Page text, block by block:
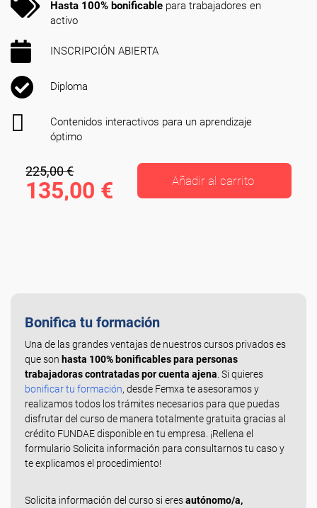
Hasta 100% bonificable para trabajadores en
activo
INSCRIPCIÓN ABIERTA
Diploma
Contenidos interactivos para un aprendizaje
óptimo
225,00 €
135,00 € Añadir al carrito
Bonifica tu formación
Una de las grandes ventajas de nuestros cursos privados es
que son hasta 100% bonificables para personas
trabajadoras contratadas por cuenta ajena . Si quieres
bonificar tu formación, desde Femxa te asesoramos y
realizamos todos los trámites necesarios para que puedas
disfrutar del curso de manera totalmente gratuita gracias al
crédito FUNDAE disponible en tu empresa. ¡Rellena el
formulario Solicita información para consultarnos tu caso y
te explicamos el procedimiento!
Solicita información del curso si eresautónomo/a,